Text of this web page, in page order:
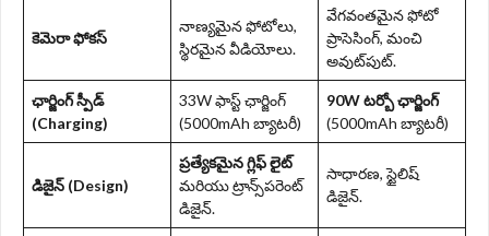
కెమెరా ఫోకస్
నాణ్యమైన ఫోటోలు,
స్థిరమైన వీడియోలు.
వేగవంతమైన ఫోటో
ప్రాసెసింగ్, మంచి
అవుట్‌పుట్.
ఛార్జింగ్ స్పీడ్
(Charging)
33W ఫాస్ట్ ఛార్జింగ్
(5000mAh బ్యాటరీ)
90W టర్బో ఛార్జింగ్
(5000mAh బ్యాటరీ)
డిజైన్ (Design)
ప్రత్యేకమైన గ్లిఫ్ లైట్
మరియు ట్రాన్స్‌పరెంట్
డిజైన్.
సాధారణ, స్టైలిష్
డిజైన్.